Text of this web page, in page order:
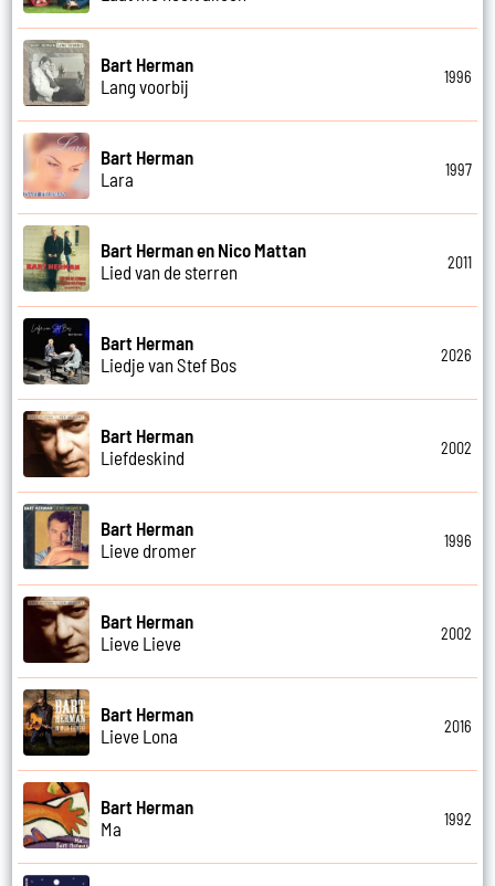
Bart Herman
Lang voorbij
1996
Bart Herman
Lara
1997
Bart Herman en Nico Mattan
Lied van de sterren
2011
Bart Herman
Liedje van Stef Bos
2026
Bart Herman
Liefdeskind
2002
Bart Herman
Lieve dromer
1996
Bart Herman
Lieve Lieve
2002
Bart Herman
Lieve Lona
2016
Bart Herman
Ma
1992